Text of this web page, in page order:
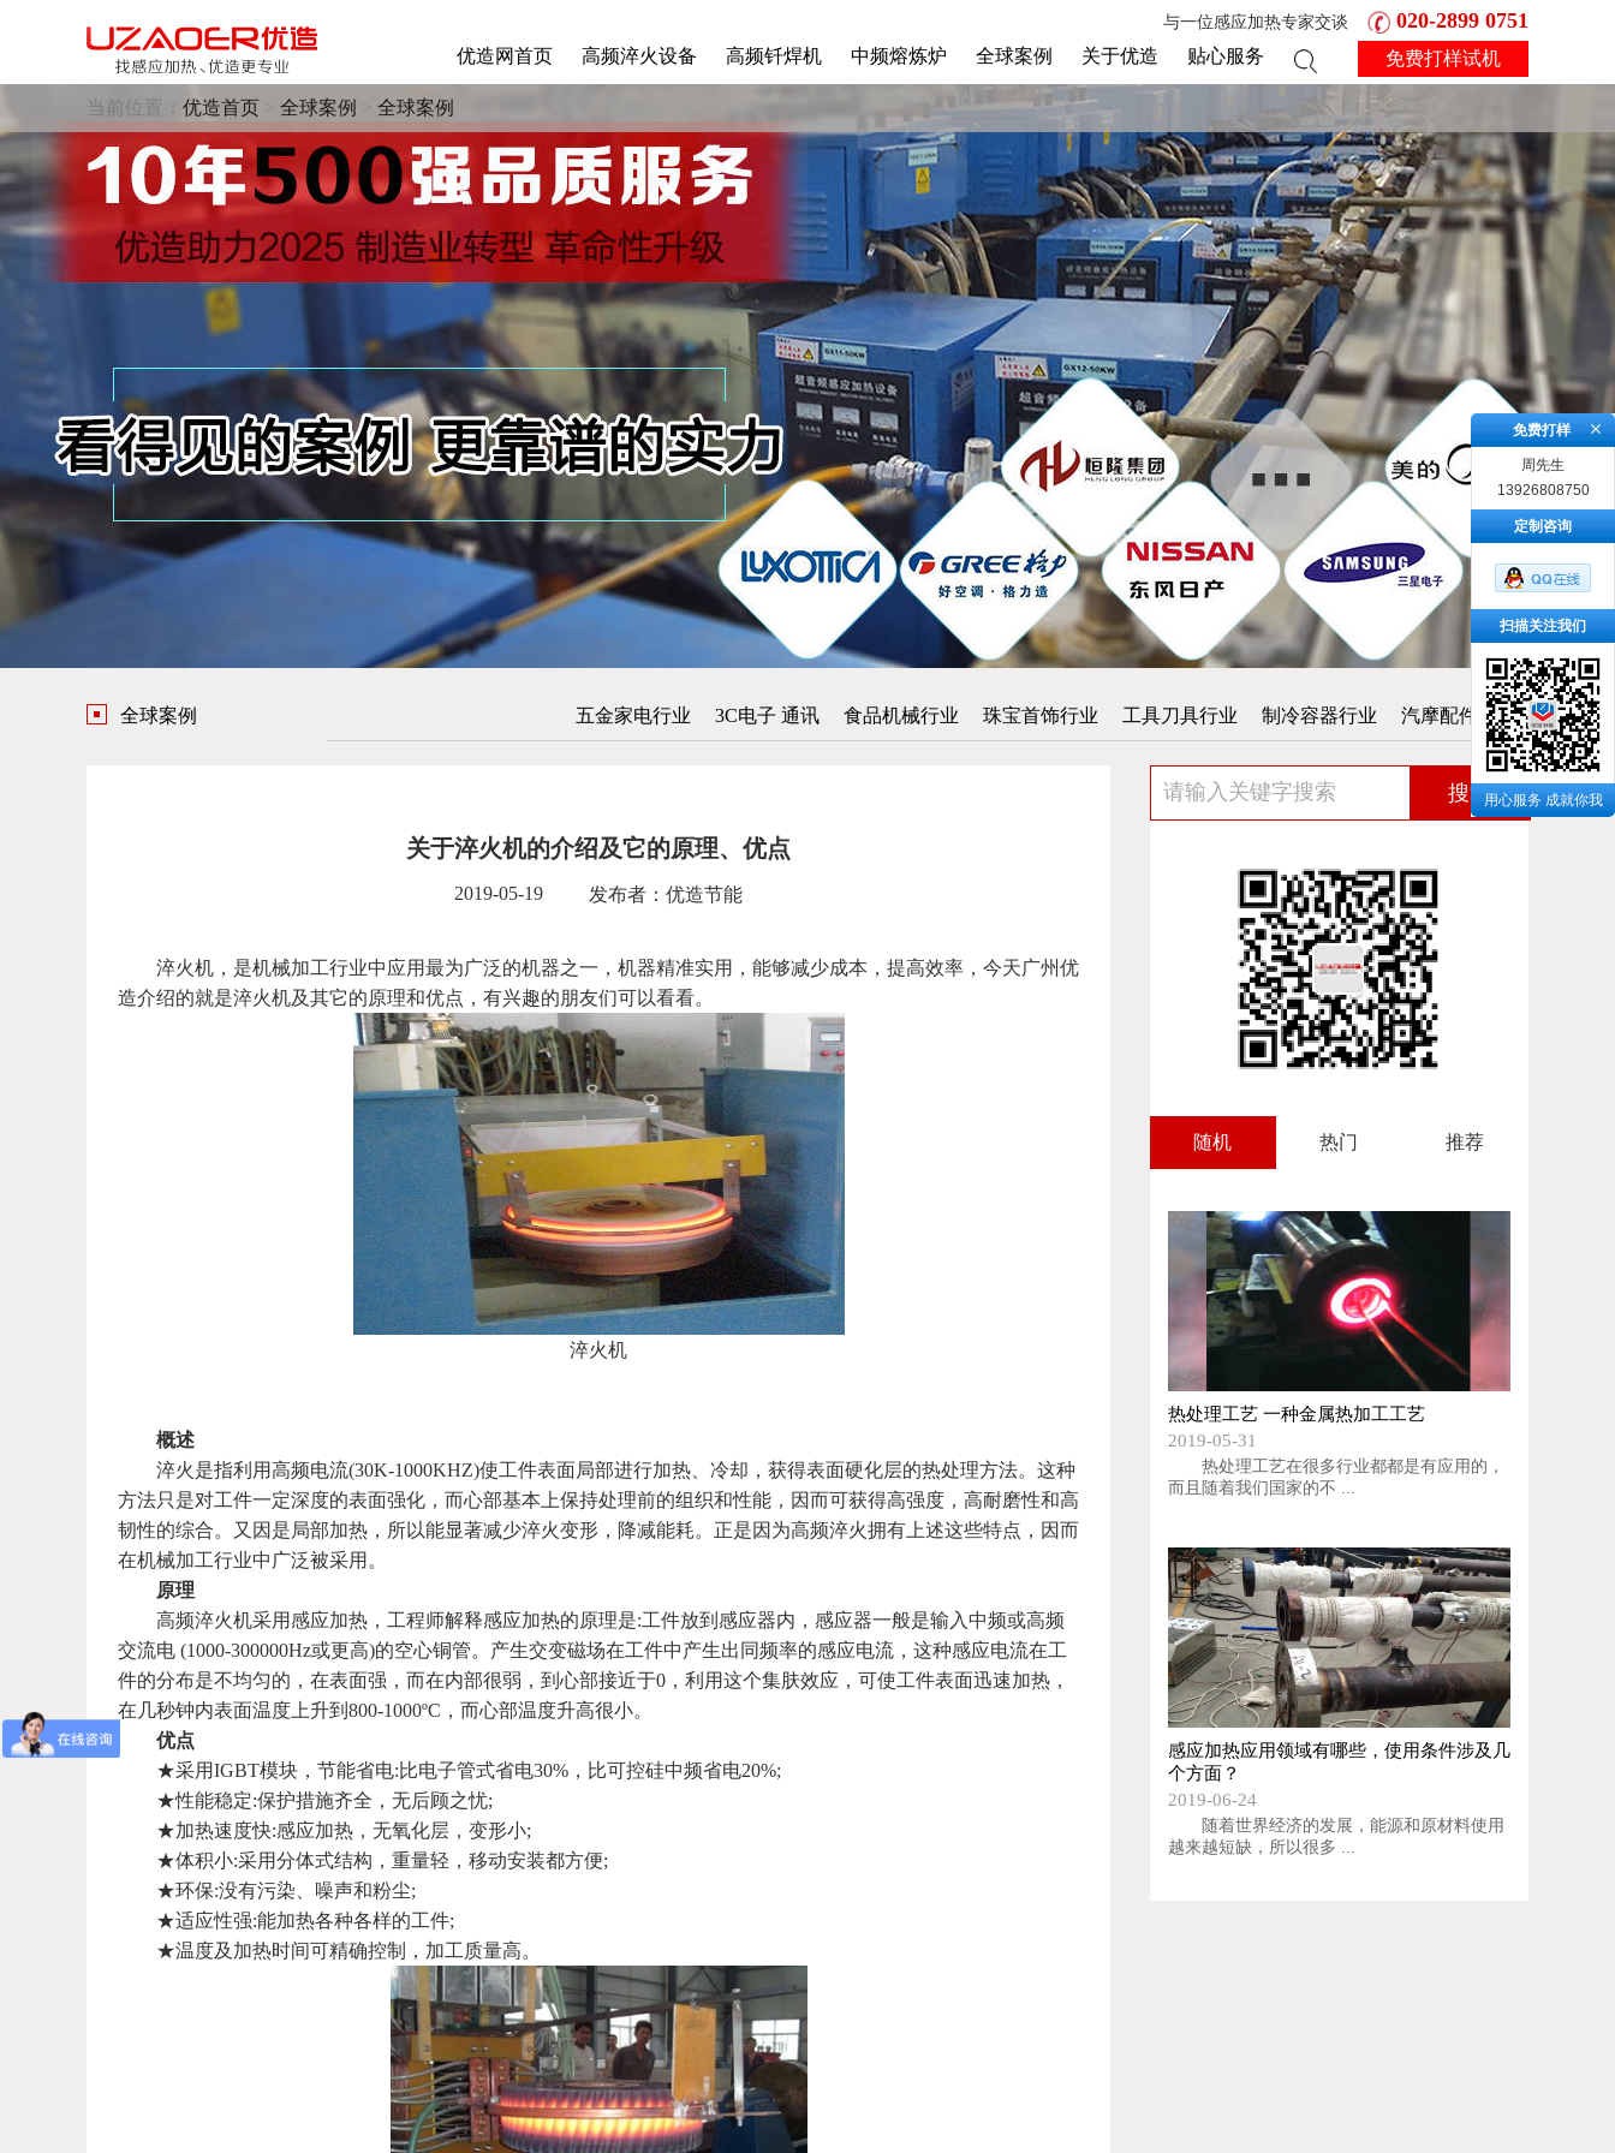
优造网首页 高频淬火设备 高频钎焊机 中频熔炼炉 全球案例 关于优造 贴心服务 免费打样试机
与一位感应加热专家交谈 020-2899 0751
当前位置： 优造首页 > 全球案例 > 全球案例
全球案例 五金家电行业 3C电子 通讯 食品机械行业 珠宝首饰行业 工具刀具行业 制冷容器行业 汽摩配件行业
关于淬火机的介绍及它的原理、优点
2019-05-19 发布者：优造节能
淬火机，是机械加工行业中应用最为广泛的机器之一，机器精准实用，能够减少成本，提高效率，今天广州优
造介绍的就是淬火机及其它的原理和优点，有兴趣的朋友们可以看看。
淬火机
概述
淬火是指利用高频电流(30K-1000KHZ)使工件表面局部进行加热、冷却，获得表面硬化层的热处理方法。这种
方法只是对工件一定深度的表面强化，而心部基本上保持处理前的组织和性能，因而可获得高强度，高耐磨性和高
韧性的综合。又因是局部加热，所以能显著减少淬火变形，降减能耗。正是因为高频淬火拥有上述这些特点，因而
在机械加工行业中广泛被采用。
原理
高频淬火机采用感应加热，工程师解释感应加热的原理是:工件放到感应器内，感应器一般是输入中频或高频
交流电 (1000-300000Hz或更高)的空心铜管。产生交变磁场在工件中产生出同频率的感应电流，这种感应电流在工
件的分布是不均匀的，在表面强，而在内部很弱，到心部接近于0，利用这个集肤效应，可使工件表面迅速加热，
在几秒钟内表面温度上升到800-1000ºC，而心部温度升高很小。
优点
★采用IGBT模块，节能省电:比电子管式省电30%，比可控硅中频省电20%;
★性能稳定:保护措施齐全，无后顾之忧;
★加热速度快:感应加热，无氧化层，变形小;
★体积小:采用分体式结构，重量轻，移动安装都方便;
★环保:没有污染、噪声和粉尘;
★适应性强:能加热各种各样的工件;
★温度及加热时间可精确控制，加工质量高。
搜索
随机 热门 推荐
热处理工艺 一种金属热加工工艺
2019-05-31
热处理工艺在很多行业都都是有应用的，
而且随着我们国家的不 ...
感应加热应用领域有哪些，使用条件涉及几
个方面？
2019-06-24
随着世界经济的发展，能源和原材料使用
越来越短缺，所以很多 ...
免费打样
周先生
13926808750
定制咨询
扫描关注我们
用心服务 成就你我